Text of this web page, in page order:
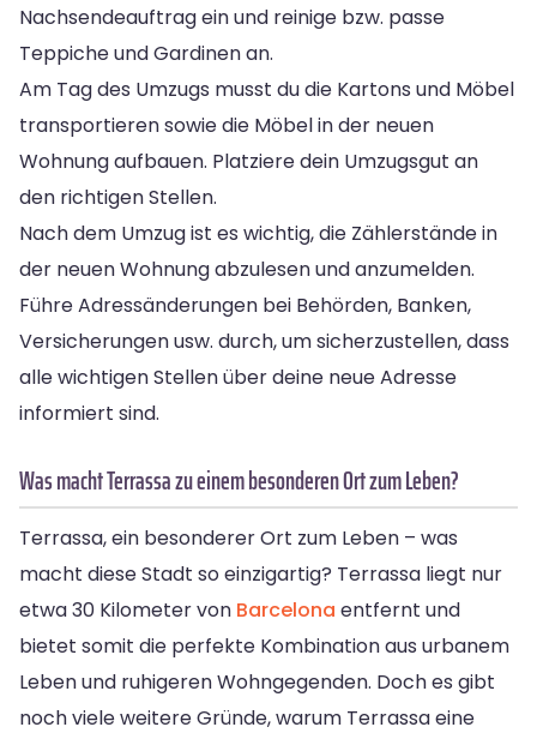
Nachsendeauftrag ein und reinige bzw. passe
Teppiche und Gardinen an.
Am Tag des Umzugs musst du die Kartons und Möbel
transportieren sowie die Möbel in der neuen
Wohnung aufbauen. Platziere dein Umzugsgut an
den richtigen Stellen.
Nach dem Umzug ist es wichtig, die Zählerstände in
der neuen Wohnung abzulesen und anzumelden.
Führe Adressänderungen bei Behörden, Banken,
Versicherungen usw. durch, um sicherzustellen, dass
alle wichtigen Stellen über deine neue Adresse
informiert sind.
Was macht Terrassa zu einem besonderen Ort zum Leben?
Terrassa, ein besonderer Ort zum Leben – was
macht diese Stadt so einzigartig? Terrassa liegt nur
etwa 30 Kilometer von Barcelona entfernt und
bietet somit die perfekte Kombination aus urbanem
Leben und ruhigeren Wohngegenden. Doch es gibt
noch viele weitere Gründe, warum Terrassa eine